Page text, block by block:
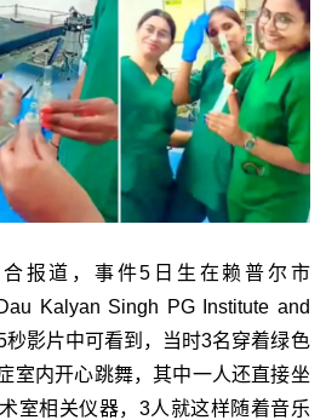
报道，事件5日生在赖普尔市
Kalyan Singh PG Institute and
秒影片中可看到，当时3名穿着绿色
室内开心跳舞，其中一人还直接坐
室相关仪器，3人就这样随着音乐